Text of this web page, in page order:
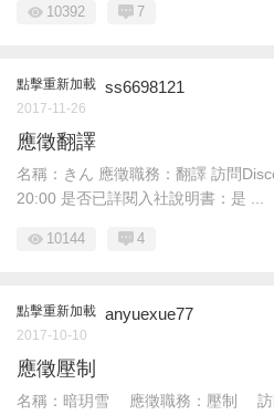
10392 7
點擊重新加載 ss6698121
2017-11-26
應徵翻譯
名稱：きん 應徵職務：翻譯 訪問
20:00 是否已詳閱入社說明書：是 ...
10144 4
點擊重新加載 anyuexue77
2017-10-10
應徵壓制
名稱：暗玥雪 應徵職務：壓制 訪